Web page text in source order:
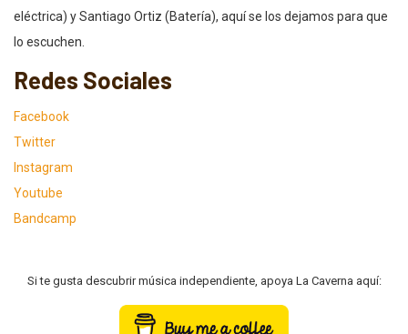
eléctrica) y Santiago Ortiz (Batería), aquí se los dejamos para que
lo escuchen.
Redes Sociales
Facebook
Twitter
Instagram
Youtube
Bandcamp
Si te gusta descubrir música independiente, apoya La Caverna aquí: